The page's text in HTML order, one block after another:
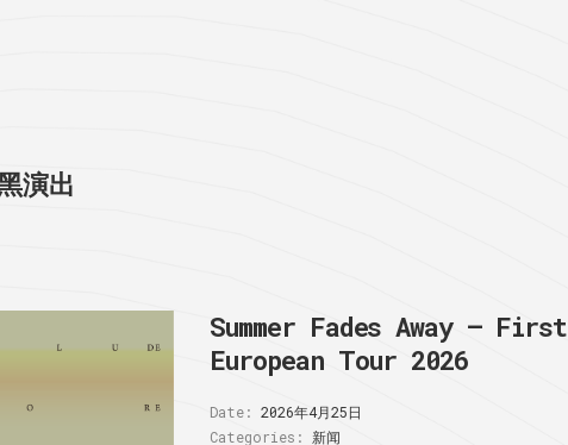
演出
Summer Fades Away – First
European Tour 2026
Date: 2026年4月25日
Categories:
新闻